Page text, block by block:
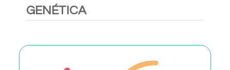
GENÉTICA